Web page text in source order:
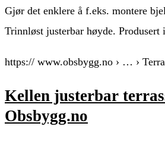
Gjør det enklere å f.eks. montere
Trinnløst justerbar høyde. Produsert
https:// www.obsbygg.no › … ›
Kellen justerbar
Obsbygg.no